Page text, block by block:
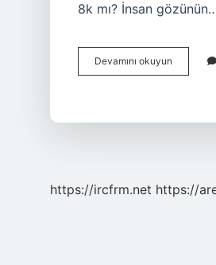
8k mı? İnsan
Devamını okuyun
Gözü
https://ircfrm.net https://